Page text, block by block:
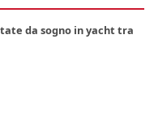
da sogno in yacht tra